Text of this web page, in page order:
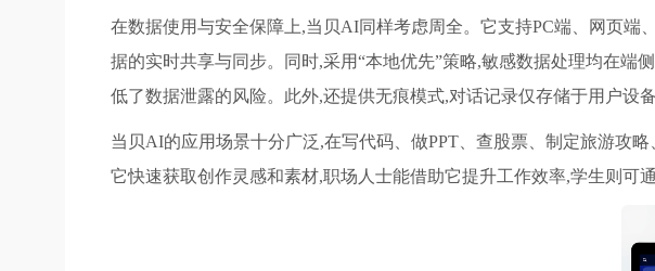
在数据使用与安全保障上,当贝AI同样考虑周全。它支持PC端、网页
据的实时共享与同步。同时,采用“本地优先”策略,敏感数据处理均在
低了数据泄露的风险。此外,还提供无痕模式,对话记录仅存储于用户设
当贝AI的应用场景十分广泛,在写代码、做PPT、查股票、制定旅游攻
它快速获取创作灵感和素材,职场人士能借助它提升工作效率,学生则可通